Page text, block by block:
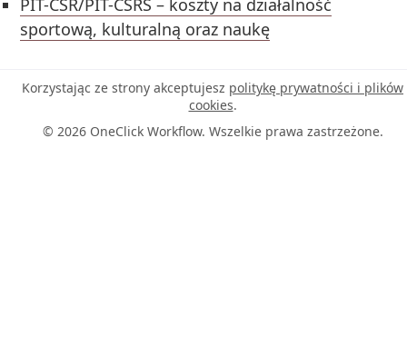
sportową, kulturalną oraz naukę
Korzystając ze strony akceptujesz politykę prywatności i plików
cookies.
© 2026 OneClick Workflow. Wszelkie prawa zastrzeżone.